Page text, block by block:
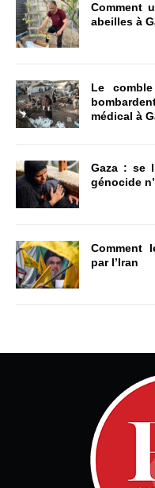
Comment
abeilles à
Le
médical à
Gaza : se
génocide
Comment
par l’Iran